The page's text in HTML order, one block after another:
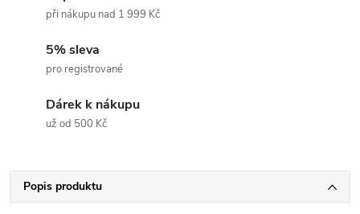
při nákupu nad 1 999 Kč
5% sleva
pro registrované
Dárek k nákupu
už od 500 Kč
Popis produktu